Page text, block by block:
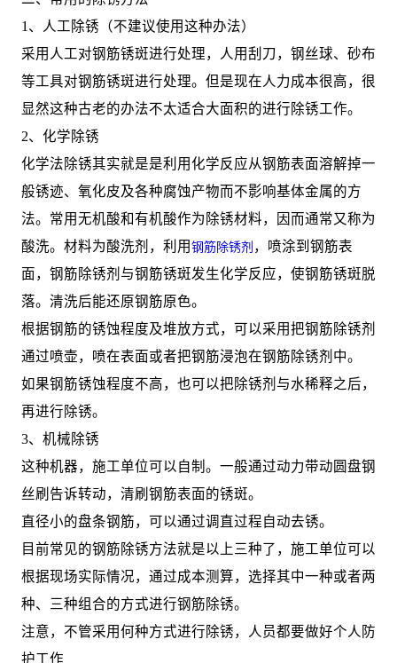
1、人工除锈（不建议使用这种办法）
采用人工对钢筋锈斑进行处理，人用刮刀，钢丝球、砂布
等工具对钢筋锈斑进行处理。但是现在人力成本很高，很
显然这种古老的办法不太适合大面积的进行除锈工作。
2、化学除锈
化学法除锈其实就是是利用化学反应从钢筋表面溶解掉一
般锈迹、氧化皮及各种腐蚀产物而不影响基体金属的方
法。常用无机酸和有机酸作为除锈材料，因而通常又称为
酸洗。材料为酸洗剂，利用 钢筋除锈剂 ，喷涂到钢筋表
面，钢筋除锈剂与钢筋锈斑发生化学反应，使钢筋锈斑脱
落。清洗后能还原钢筋原色。
根据钢筋的锈蚀程度及堆放方式，可以采用把钢筋除锈剂
通过喷壶，喷在表面或者把钢筋浸泡在钢筋除锈剂中。
如果钢筋锈蚀程度不高，也可以把除锈剂与水稀释之后，
再进行除锈。
3、机械除锈
这种机器，施工单位可以自制。一般通过动力带动圆盘钢
丝刷告诉转动，清刷钢筋表面的锈斑。
直径小的盘条钢筋，可以通过调直过程自动去锈。
目前常见的钢筋除锈方法就是以上三种了，施工单位可以
根据现场实际情况，通过成本测算，选择其中一种或者两
种、三种组合的方式进行钢筋除锈。
注意，不管采用何种方式进行除锈，人员都要做好个人防
护工作